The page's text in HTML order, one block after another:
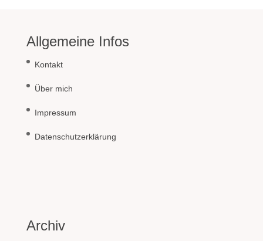
Allgemeine Infos
Kontakt
Über mich
Impressum
Datenschutzerklärung
Archiv